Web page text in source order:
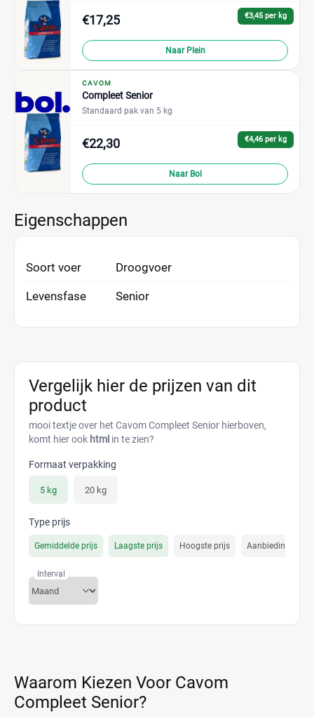
€3,45 per kg
€17,25
Naar Plein
CAVOM
Compleet Senior
Standaard pak van 5 kg
€4,46 per kg
€22,30
Naar Bol
Eigenschappen
Soort voer Droogvoer
Levensfase Senior
Vergelijk hier de prijzen van dit
product
mooi textje over het Cavom Compleet Senior hierboven,
komt hier ook html in te zien?
Formaat verpakking
5 kg 20 kg
Type prijs
Gemiddelde prijs Laagste prijs Hoogste prijs Aanbiedings prijs
Interval
Waarom Kiezen Voor Cavom
Compleet Senior?